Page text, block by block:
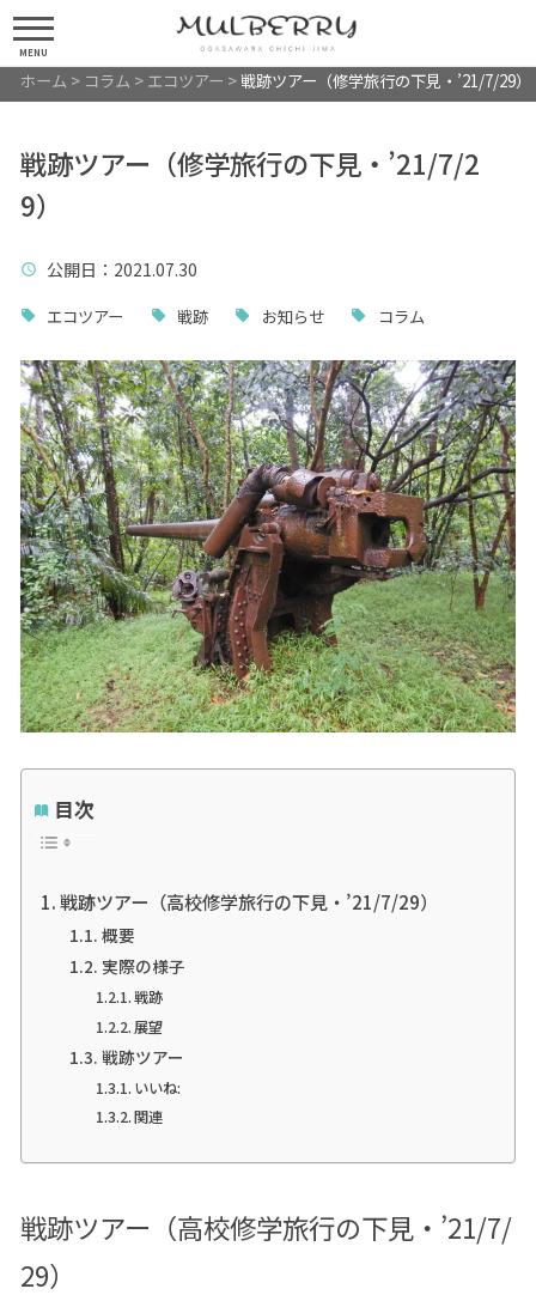
MENU
ホーム > コラム > エコツアー >戦跡ツアー（修学旅行の下見・’21/7/29）
戦跡ツアー（修学旅行の下見・’21/7/2
9）
公開日 ：2021.07.30
エコツアー 戦跡 お知らせ コラム
目次
戦跡ツアー（高校修学旅行の下見・’21/7/29）
概要
実際の様子
戦跡
展望
戦跡ツアー
いいね:
関連
戦跡ツアー（高校修学旅行の下見・’21/7/
29）